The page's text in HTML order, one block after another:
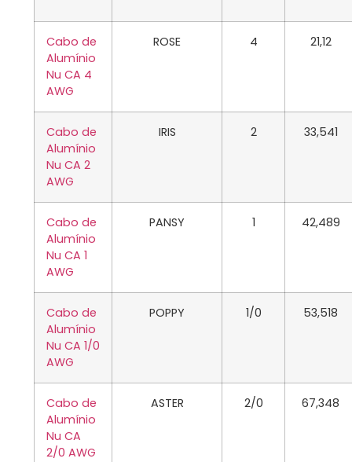
Cabo de
Alumínio
Nu CA 4
AWG
ROSE 4 21,12
Cabo de
Alumínio
Nu CA 2
AWG
IRIS 2 33,541
Cabo de
Alumínio
Nu CA 1
AWG
PANSY 1 42,489
Cabo de
Alumínio
Nu CA 1/0
AWG
POPPY 1/0 53,518
Cabo de
Alumínio
Nu CA
2/0 AWG
ASTER 2/0 67,348